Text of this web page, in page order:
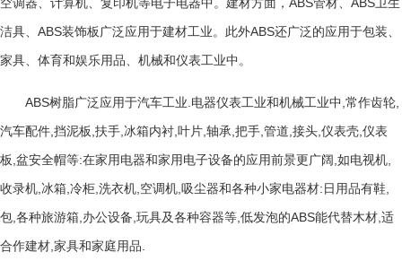
空调器、计算机、复印机等电子电器中。建材方面， 管材、 卫生
洁具、 ABS装饰板广泛应用于建材工业。此外ABS还广泛的应用于包装、
家具、体育和娱乐用品、机械和仪表工业中。
ABS树脂广泛应用于汽车工业 电器仪表工业和机械工业中 常作齿轮
汽车配件 挡泥板 扶手 冰箱内衬 叶片 轴承 把手 管道 接头 仪表壳 仪表
板 盆安全帽等:在家用电器和家用电子设备的应用前景更广阔 如电视机
收录机 冰箱 冷柜 洗衣机 空调机 吸尘器和各种小家电器材: 日用品有鞋
包 各种旅游箱 办公设备 玩具及各种容器等 低发泡的ABS能代替木材 适
合作建材 家具和家庭用品